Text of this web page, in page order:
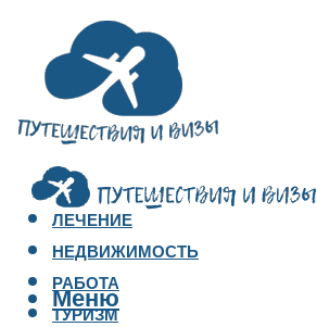
ЛЕЧЕНИЕ
НЕДВИЖИМОСТЬ
РАБОТА
ТУРИЗМ
Меню